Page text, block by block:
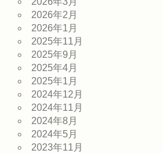
2026年2月
2026年1月
2025年11月
2025年9月
2025年4月
2025年1月
2024年12月
2024年11月
2024年8月
2024年5月
2023年11月